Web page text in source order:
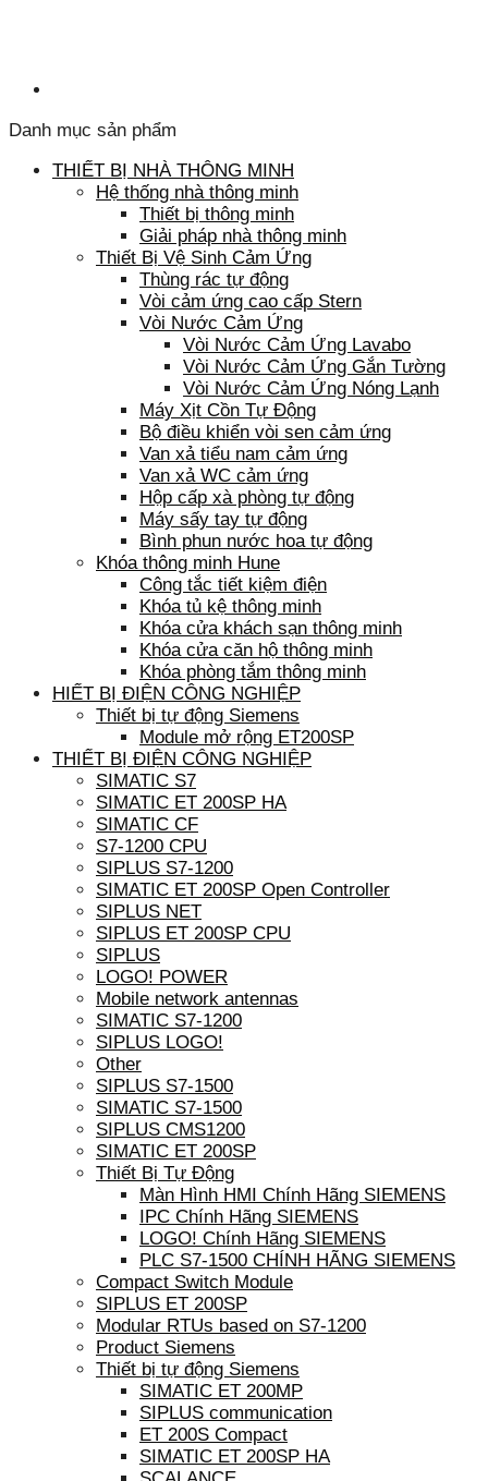
Danh mục sản phẩm
THIẾT BỊ NHÀ THÔNG MINH
Hệ thống nhà thông minh
Thiết bị thông minh
Giải pháp nhà thông minh
Thiết Bị Vệ Sinh Cảm Ứng
Thùng rác tự động
Vòi cảm ứng cao cấp Stern
Vòi Nước Cảm Ứng
Vòi Nước Cảm Ứng Lavabo
Vòi Nước Cảm Ứng Gắn Tường
Vòi Nước Cảm Ứng Nóng Lạnh
Máy Xịt Cồn Tự Động
Bộ điều khiển vòi sen cảm ứng
Van xả tiểu nam cảm ứng
Van xả WC cảm ứng
Hộp cấp xà phòng tự động
Máy sấy tay tự động
Bình phun nước hoa tự động
Khóa thông minh Hune
Công tắc tiết kiệm điện
Khóa tủ kệ thông minh
Khóa cửa khách sạn thông minh
Khóa cửa căn hộ thông minh
Khóa phòng tắm thông minh
HIẾT BỊ ĐIỆN CÔNG NGHIỆP
Thiết bị tự động Siemens
Module mở rộng ET200SP
THIẾT BỊ ĐIỆN CÔNG NGHIỆP
SIMATIC S7
SIMATIC ET 200SP HA
SIMATIC CF
S7-1200 CPU
SIPLUS S7-1200
SIMATIC ET 200SP Open Controller
SIPLUS NET
SIPLUS ET 200SP CPU
SIPLUS
LOGO! POWER
Mobile network antennas
SIMATIC S7-1200
SIPLUS LOGO!
Other
SIPLUS S7-1500
SIMATIC S7-1500
SIPLUS CMS1200
SIMATIC ET 200SP
Thiết Bị Tự Động
Màn Hình HMI Chính Hãng SIEMENS
IPC Chính Hãng SIEMENS
LOGO! Chính Hãng SIEMENS
PLC S7-1500 CHÍNH HÃNG SIEMENS
Compact Switch Module
SIPLUS ET 200SP
Modular RTUs based on S7-1200
Product Siemens
Thiết bị tự động Siemens
SIMATIC ET 200MP
SIPLUS communication
ET 200S Compact
SIMATIC ET 200SP HA